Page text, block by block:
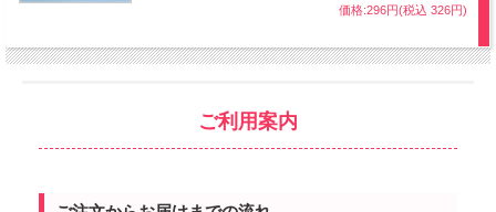
価格:296円(税込 326円)
ご利用案内